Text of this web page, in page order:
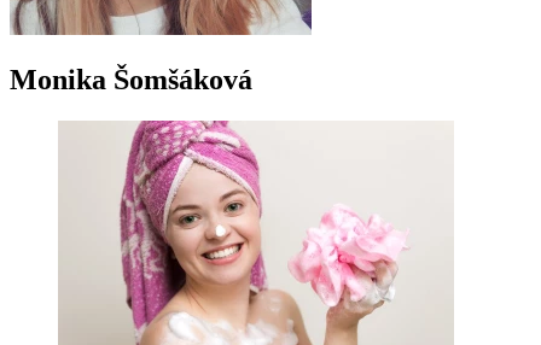
Monika Šomšáková